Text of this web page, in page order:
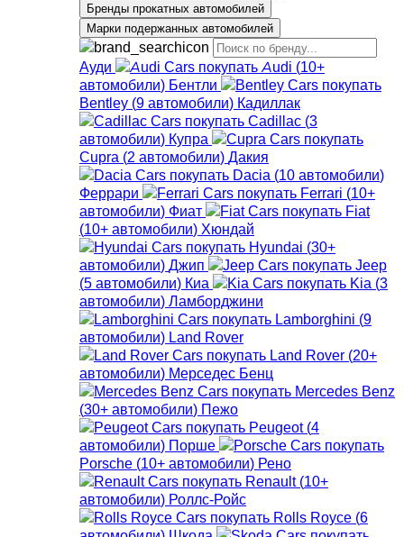
Бренды прокатных автомобилей
Марки подержанных автомобилей
Ауди Audi (10+
автомобили) Бентли
Bentley (9 автомобили) Кадиллак
Cadillac (3
автомобили) Купра
Cupra (2 автомобили) Дакия
Dacia (10 автомобили)
Феррари
Ferrari (10+
автомобили) Фиат
Fiat
(10+ автомобили) Хюндай
Hyundai (30+
автомобили) Джип
Jeep
(5 автомобили) Киа Kia (3
автомобили) Ламборджини
Lamborghini (9
автомобили) Land Rover
Land Rover (20+
автомобили) Мерседес Бенц
Mercedes Benz
(30+ автомобили) Пежо
Peugeot (4
автомобили) Порше
Porsche (10+ автомобили) Рено
Renault (10+
автомобили) Роллс-Ройс
Rolls Royce (6